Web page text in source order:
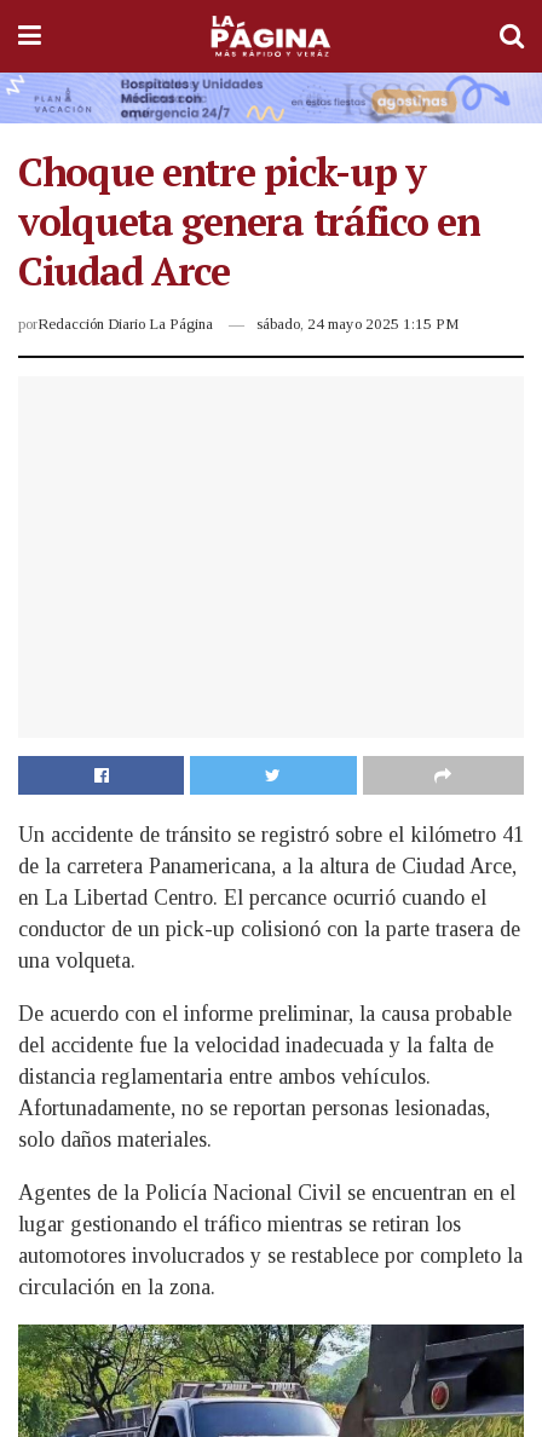
Choque entre pick-up y
volqueta genera tráfico en
Ciudad Arce
porRedacción Diario La Página sábado, 24 mayo 2025 1:15 PM
Un accidente de tránsito se registró sobre el kilómetro 41
de la carretera Panamericana, a la altura de Ciudad Arce,
en La Libertad Centro. El percance ocurrió cuando el
conductor de un pick-up colisionó con la parte trasera de
una volqueta.
De acuerdo con el informe preliminar, la causa probable
del accidente fue la velocidad inadecuada y la falta de
distancia reglamentaria entre ambos vehículos.
Afortunadamente, no se reportan personas lesionadas,
solo daños materiales.
Agentes de la Policía Nacional Civil se encuentran en el
lugar gestionando el tráfico mientras se retiran los
automotores involucrados y se restablece por completo la
circulación en la zona.